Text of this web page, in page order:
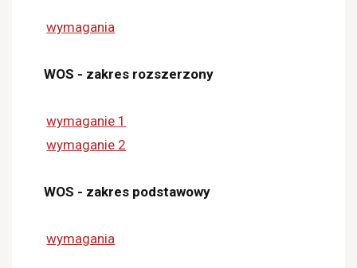
wymagania
WOS - zakres rozszerzony
wymaganie 1
wymaganie 2
WOS - zakres podstawowy
wymagania